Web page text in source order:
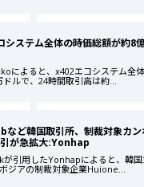
システム全体の時価総額が約8
によると、x402エコシステム全
ドルで、24時間取引高は約...
ど韓国取引所、制裁対象カン
が急拡大:Yonhap
が引用したYonhapによると、韓
ジアの制裁対象企業Huione...